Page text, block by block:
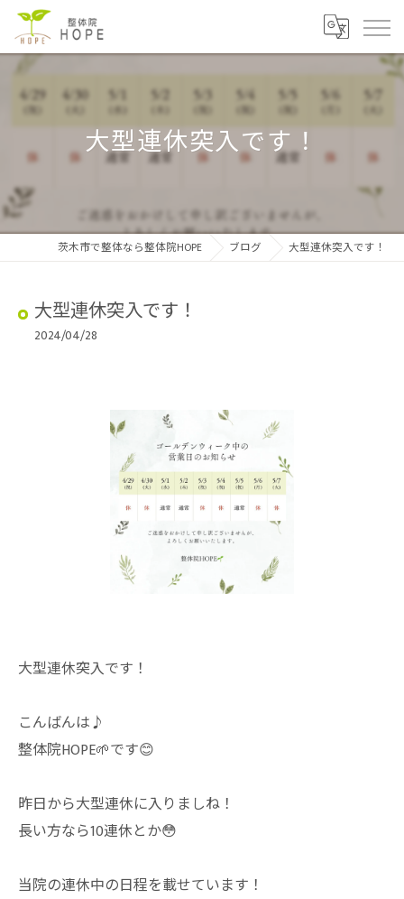
大型連休突入です！
茨木市で整体なら整体院HOPE ブログ 大型連休突入です！
大型連休突入です！
2024/04/28
大型連休突入です！
こんばんは♪
整体院HOPE🌱です😊
昨日から大型連休に入りましね！
長い方なら10連休とか😳
当院の連休中の日程を載せています！